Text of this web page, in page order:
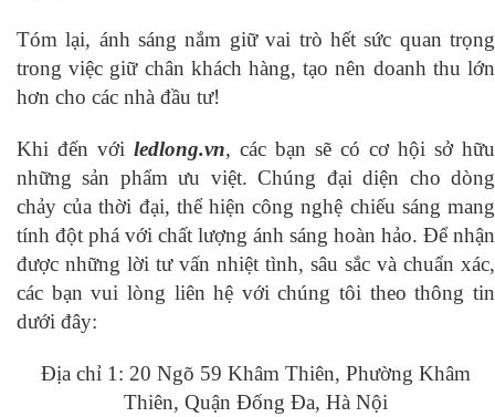
Tóm lại, ánh sáng nắm giữ vai trò hết sức quan trọng
trong việc giữ chân khách hàng, tạo nên doanh thu lớn
hơn cho các nhà đầu tư!
Khi đến với ledlong.vn, các bạn sẽ có cơ hội sở hữu
những sản phẩm ưu việt. Chúng đại diện cho dòng
chảy của thời đại, thể hiện công nghệ chiếu sáng mang
tính đột phá với chất lượng ánh sáng hoàn hảo. Để nhận
được những lời tư vấn nhiệt tình, sâu sắc và chuẩn xác,
các bạn vui lòng liên hệ với chúng tôi theo thông tin
dưới đây:
Địa chỉ 1: 20 Ngõ 59 Khâm Thiên, Phường Khâm
Thiên, Quận Đống Đa, Hà Nội